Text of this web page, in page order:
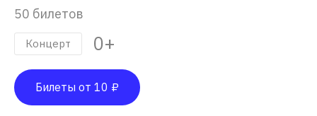
50 билетов
Концерт 0+
Билеты от 10 ₽